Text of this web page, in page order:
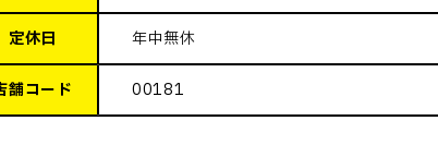
定休日 年中無休
舗コード 00181